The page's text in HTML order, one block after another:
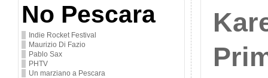
No Pescara
Indie Rocket Festival
Maurizio Di Fazio
Pablo Sax
PHTV
Un marziano a Pescara